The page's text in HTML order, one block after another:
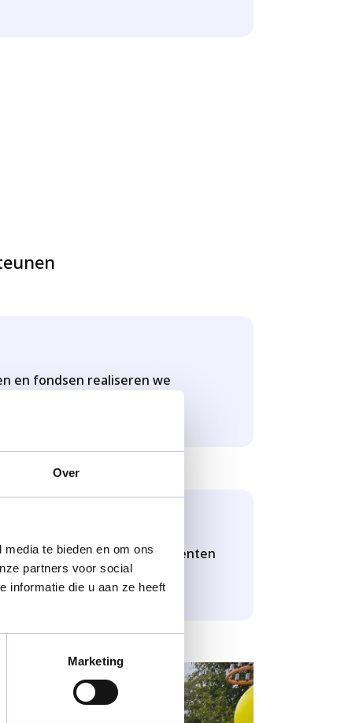
Over
te bieden en om ons
partners voor social
informatie die u aan ze heeft
Marketing
en fondsen realiseren we
aan projecten die cliënten
maken.